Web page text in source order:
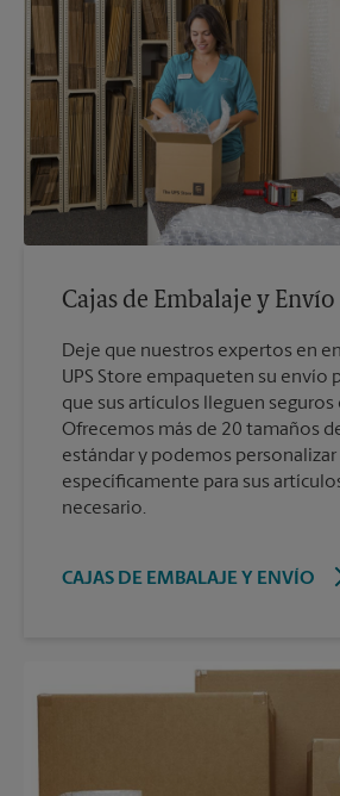
Cajas de Embalaje y Envío
Deje que nuestros expertos en
UPS Store empaqueten su envío
que sus artículos lleguen seguros
Ofrecemos más de 20 tamaños
estándar y podemos personalizar
específicamente para sus
necesario.
CAJAS DE EMBALAJE Y ENVÍO